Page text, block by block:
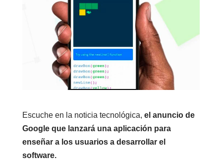
Escuche en la noticia tecnológica, el anuncio de
Google que lanzará una aplicación para
enseñar a los usuarios a desarrollar el
software.